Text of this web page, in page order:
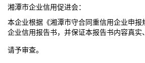
湘潭市企业信用促进会：
本企业根据《湘潭市守合同重信用企业申报
企业信用报告书，并保证本报告书内容真实
请予审查。